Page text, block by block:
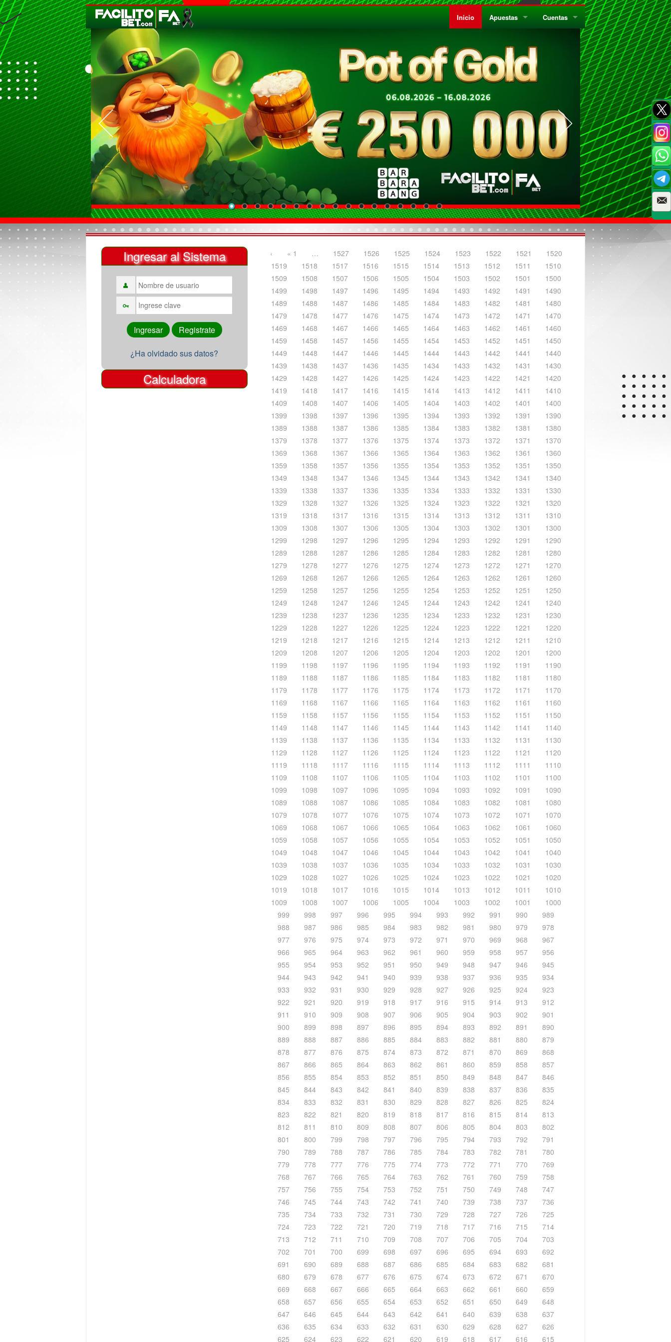
Inicio Apuestas
¿Qué es el Sistema Parley?
Privacidad
Como Jugar Bingo
Cuentas
Preguntas Frecuentes
Reglas Generales
Ingresar al Sistema
¿Ha olvidado sus datos?
Calculadora
‹ « 1 … 1527 1526 1525 1524 1523 1522 1521
1520
1519
1518 1517 1516 1515 1514 1513 1512 1511
1510
1509
1508 1507 1506 1505 1504 1503 1502 1501
1500
1499
1498 1497 1496 1495 1494 1493 1492 1491
1490
1489
1488 1487 1486 1485 1484 1483 1482 1481
1480
1479
1478 1477 1476 1475 1474 1473 1472 1471
1470
1469
1468 1467 1466 1465 1464 1463 1462 1461
1460
1459
1458 1457 1456 1455 1454 1453 1452 1451
1450
1449
1448 1447 1446 1445 1444 1443 1442 1441
1440
1439
1438 1437 1436 1435 1434 1433 1432 1431
1430
1429
1428 1427 1426 1425 1424 1423 1422 1421
1420
1419
1418 1417 1416 1415 1414 1413 1412 1411
1410
1409
1408 1407 1406 1405 1404 1403 1402 1401
1400
1399
1398 1397 1396 1395 1394 1393 1392 1391
1390
1389
1388 1387 1386 1385 1384 1383 1382 1381
1380
1379
1378 1377 1376 1375 1374 1373 1372 1371
1370
1369
1368 1367 1366 1365 1364 1363 1362 1361
1360
1359
1358 1357 1356 1355 1354 1353 1352 1351
1350
1349
1348 1347 1346 1345 1344 1343 1342 1341
1340
1339
1338 1337 1336 1335 1334 1333 1332 1331
1330
1329
1328 1327 1326 1325 1324 1323 1322 1321
1320
1319
1318 1317 1316 1315 1314 1313 1312 1311
1310
1309
1308 1307 1306 1305 1304 1303 1302 1301
1300
1299
1298 1297 1296 1295 1294 1293 1292 1291
1290
1289
1288 1287 1286 1285 1284 1283 1282 1281
1280
1279
1278 1277 1276 1275 1274 1273 1272 1271
1270
1269
1268 1267 1266 1265 1264 1263 1262 1261
1260
1259
1258 1257 1256 1255 1254 1253 1252 1251
1250
1249
1248 1247 1246 1245 1244 1243 1242 1241
1240
1239
1238 1237 1236 1235 1234 1233 1232 1231
1230
1229
1228 1227 1226 1225 1224 1223 1222 1221
1220
1219
1218 1217 1216 1215 1214 1213 1212 1211
1210
1209
1208 1207 1206 1205 1204 1203 1202 1201
1200
1199
1198 1197 1196 1195 1194 1193 1192 1191
1190
1189
1188 1187 1186 1185 1184 1183 1182 1181
1180
1179
1178 1177 1176 1175 1174 1173 1172 1171
1170
1169
1168 1167 1166 1165 1164 1163 1162 1161
1160
1159
1158 1157 1156 1155 1154 1153 1152 1151
1150
1149
1148 1147 1146 1145 1144 1143 1142 1141
1140
1139
1138 1137 1136 1135 1134 1133 1132 1131
1130
1129
1128 1127 1126 1125 1124 1123 1122 1121
1120
1119
1118 1117 1116 1115 1114 1113 1112 1111
1110
1109
1108 1107 1106 1105 1104 1103 1102 1101
1100
1099
1098 1097 1096 1095 1094 1093 1092 1091
1090
1089
1088 1087 1086 1085 1084 1083 1082 1081
1080
1079
1078 1077 1076 1075 1074 1073 1072 1071
1070
1069
1068 1067 1066 1065 1064 1063 1062 1061
1060
1059
1058 1057 1056 1055 1054 1053 1052 1051
1050
1049
1048 1047 1046 1045 1044 1043 1042 1041
1040
1039
1038 1037 1036 1035 1034 1033 1032 1031
1030
1029
1028 1027 1026 1025 1024 1023 1022 1021
1020
1019
1018 1017 1016 1015 1014 1013 1012 1011
1010
1009
1008 1007 1006 1005 1004 1003 1002 1001
1000
999
998 997 996 995 994 993 992 991 990
989
988
987 986 985 984 983 982 981 980 979
978
977
976 975 974 973 972 971 970 969 968
967
966
965 964 963 962 961 960 959 958 957
956
955
954 953 952 951 950 949 948 947 946
945
944
943 942 941 940 939 938 937 936 935
934
933
932 931 930 929 928 927 926 925 924
923
922
921 920 919 918 917 916 915 914 913
912
911
910 909 908 907 906 905 904 903 902
901
900
899 898 897 896 895 894 893 892 891
890
889
888 887 886 885 884 883 882 881 880
879
878
877 876 875 874 873 872 871 870 869
868
867
866 865 864 863 862 861 860 859 858
857
856
855 854 853 852 851 850 849 848 847
846
845
844 843 842 841 840 839 838 837 836
835
834
833 832 831 830 829 828 827 826 825
824
823
822 821 820 819 818 817 816 815 814
813
812
811 810 809 808 807 806 805 804 803
802
801
800 799 798 797 796 795 794 793 792
791
790
789 788 787 786 785 784 783 782 781
780
779
778 777 776 775 774 773 772 771 770
769
768
767 766 765 764 763 762 761 760 759
758
757
756 755 754 753 752 751 750 749 748
747
746
745 744 743 742 741 740 739 738 737
736
735
734 733 732 731 730 729 728 727 726
725
724
723 722 721 720 719 718 717 716 715
714
713
712 711 710 709 708 707 706 705 704
703
702
701 700 699 698 697 696 695 694 693
692
691
690 689 688 687 686 685 684 683 682
681
680
679 678 677 676 675 674 673 672 671
670
669
668 667 666 665 664 663 662 661 660
659
658
657 656 655 654 653 652 651 650 649
648
647
646 645 644 643 642 641 640 639 638
637
636
635 634 633 632 631 630 629 628 627
626
625
624 623 622 621 620 619 618 617 616 615